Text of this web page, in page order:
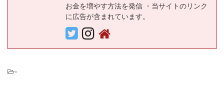
お金を増やす方法を発信 ・当サイトのリンク
に広告が含まれています。
-